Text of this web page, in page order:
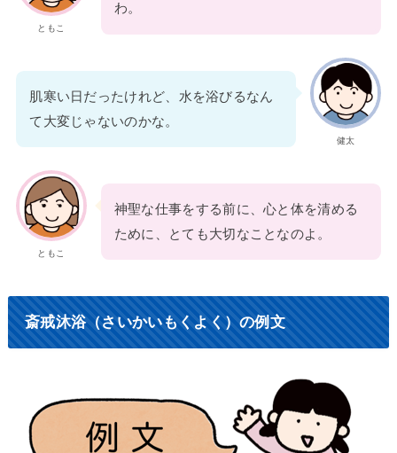
ともこ
わ。
健太
肌寒い日だったけれど、水を浴びるなん
て大変じゃないのかな。
ともこ
神聖な仕事をする前に、心と体を清める
ために、とても大切なことなのよ。
斎戒沐浴（さいかいもくよく）の例文